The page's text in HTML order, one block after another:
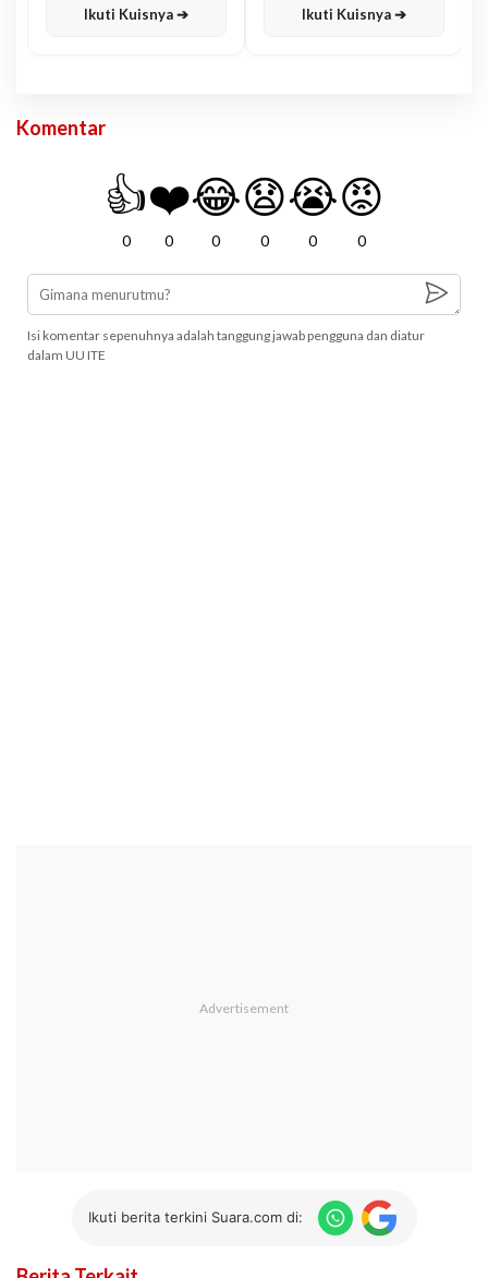
Ikuti Kuisnya ➔ Ikuti Kuisnya ➔
Komentar
👍
0
❤️
0
😂
0
😧
0
😭
0
😡
0
Isi komentar sepenuhnya adalah tanggung jawab pengguna dan diatur
dalam UU ITE
Ikuti berita terkini Suara.com di: